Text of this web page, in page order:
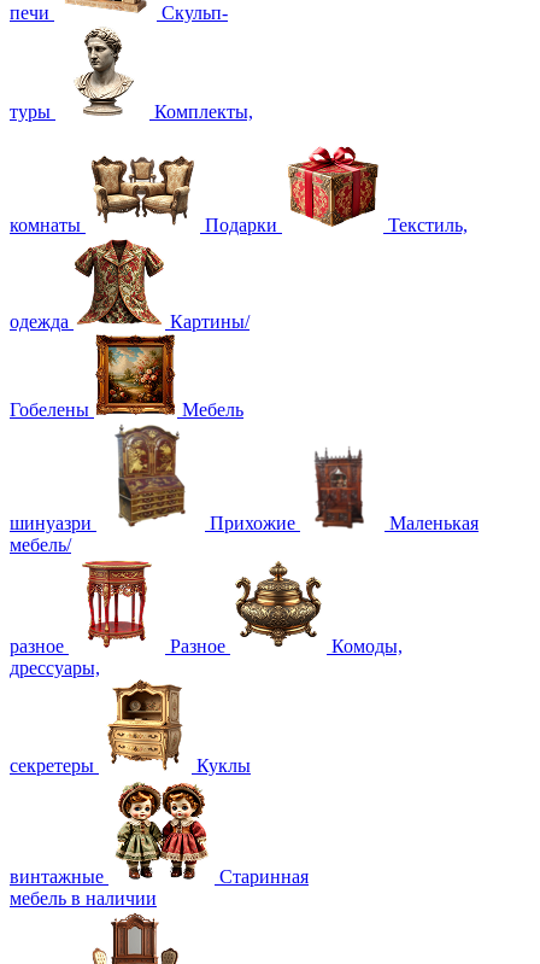
печи Скульп-
туры Комплекты,
комнаты Подарки Текстиль,
одежда Картины/
Гобелены Мебель
шинуазри Прихожие
Маленькая
мебель/
разное Разное
Комоды,
дрессуары,
секретеры Куклы
винтажные
Старинная
мебель в наличии